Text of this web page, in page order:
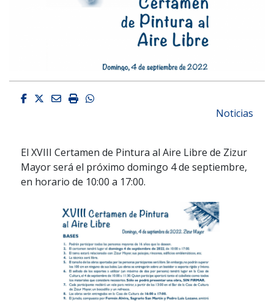
Facebook
Twitter
EmailImprimirWhatsapp
Noticias
El XVIII Certamen de Pintura al Aire Libre de Zizur
Mayor será el próximo domingo 4 de septiembre,
en horario de 10:00 a 17:00.